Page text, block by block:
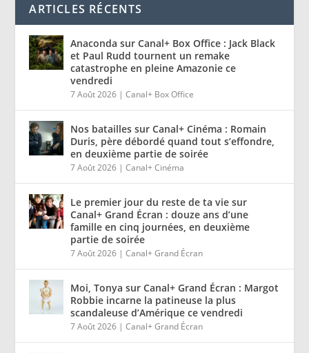
ARTICLES RÉCENTS
Anaconda sur Canal+ Box Office : Jack Black
et Paul Rudd tournent un remake
catastrophe en pleine Amazonie ce
vendredi
7 Août 2026 |Canal+ Box Office
Nos batailles sur Canal+ Cinéma : Romain
Duris, père débordé quand tout s’effondre,
en deuxième partie de soirée
7 Août 2026 |Canal+ Cinéma
Le premier jour du reste de ta vie sur
Canal+ Grand Écran : douze ans d’une
famille en cinq journées, en deuxième
partie de soirée
7 Août 2026 |Canal+ Grand Écran
Moi, Tonya sur Canal+ Grand Écran : Margot
Robbie incarne la patineuse la plus
scandaleuse d’Amérique ce vendredi
7 Août 2026 |Canal+ Grand Écran